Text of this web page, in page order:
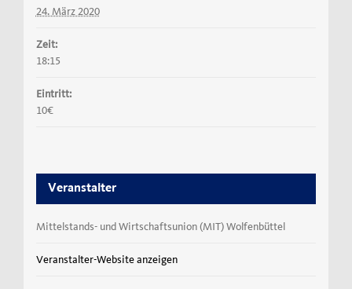
24. März 2020
Zeit:
18:15
Eintritt:
10€
Veranstalter
Mittelstands- und Wirtschaftsunion (MIT) Wolfenbüttel
Veranstalter-Website anzeigen